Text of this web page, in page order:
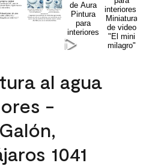
al agua
-
1041